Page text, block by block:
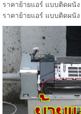
ราคาย้ายแอร์ แบบติดผนัง
ราคาย้ายแอร์ แบบติดผนัง